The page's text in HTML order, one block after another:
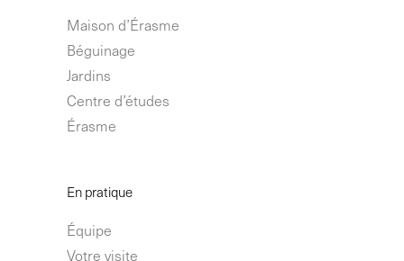
Maison d’Érasme
Béguinage
Jardins
Centre d’études
Érasme
En pratique
Équipe
Votre visite